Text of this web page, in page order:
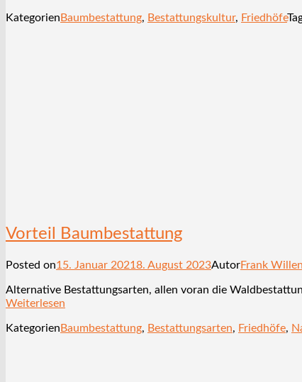
Kategorien Baumbestattung, Bestattungskultur, Friedhöfe
Vorteil Baumbestattung
Posted on15. Januar 20218. August 2023AutorFrank
Alternative Bestattungsarten, allen voran die
Weiterlesen
Kategorien Baumbestattung, Bestattungsarten, Friedhöfe,